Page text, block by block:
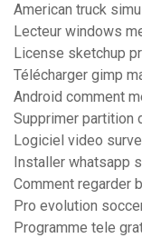
American truck
Lecteur windows
License sketchup
Télécharger gimp
Android comment
Supprimer partition
Logiciel video
Installer whatsapp
Comment regarder
Pro evolution
Programme tele